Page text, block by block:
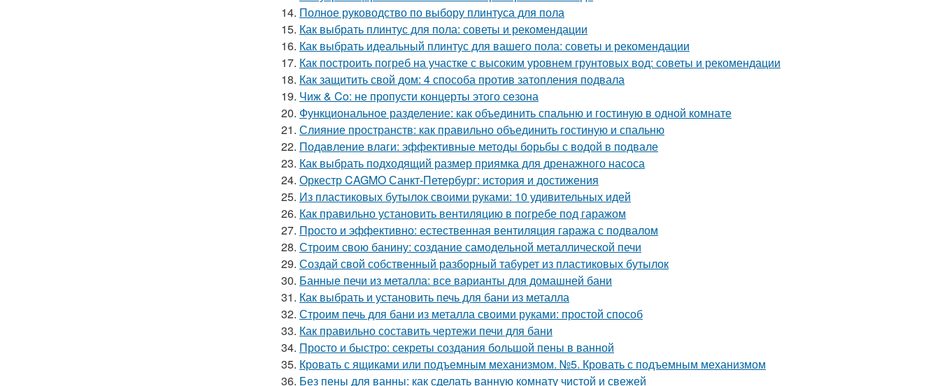
14. Полное руководство по выбору плинтуса для пола
15. Как выбрать плинтус для пола: советы и рекомендации
16. Как выбрать идеальный плинтус для вашего пола: советы и рекомендации
17. Как построить погреб на участке с высоким уровнем грунтовых вод: советы и рекомендации
18. Как защитить свой дом: 4 способа против затопления подвала
19. Чиж & Co: не пропусти концерты этого сезона
20. Функциональное разделение: как объединить спальню и гостиную в одной комнате
21. Слияние пространств: как правильно объединить гостиную и спальню
22. Подавление влаги: эффективные методы борьбы с водой в подвале
23. Как выбрать подходящий размер приямка для дренажного насоса
24. Оркестр CAGMO Санкт-Петербург: история и достижения
25. Из пластиковых бутылок своими руками: 10 удивительных идей
26. Как правильно установить вентиляцию в погребе под гаражом
27. Просто и эффективно: естественная вентиляция гаража с подвалом
28. Строим свою банину: создание самодельной металлической печи
29. Создай свой собственный разборный табурет из пластиковых бутылок
30. Банные печи из металла: все варианты для домашней бани
31. Как выбрать и установить печь для бани из металла
32. Строим печь для бани из металла своими руками: простой способ
33. Как правильно составить чертежи печи для бани
34. Просто и быстро: секреты создания большой пены в ванной
35. Кровать с ящиками или подъемным механизмом. №5. Кровать с подъемным механизмом
36. Без пены для ванны: как сделать ванную комнату чистой и свежей